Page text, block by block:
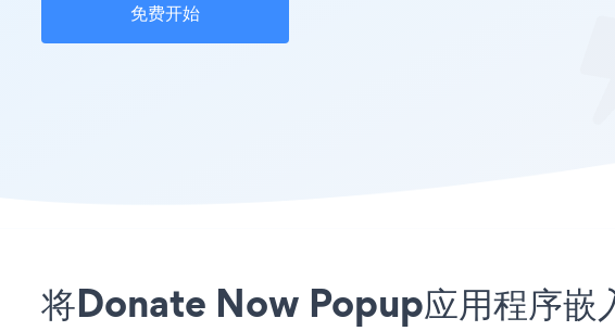
免费开始
将Donate Now Popup应用程序嵌